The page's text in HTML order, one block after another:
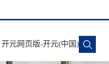
开元网页版-开元(中国)